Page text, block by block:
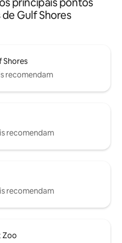
Gulf Shores
Shores
recomendam
recomendam
recomendam
Zoo